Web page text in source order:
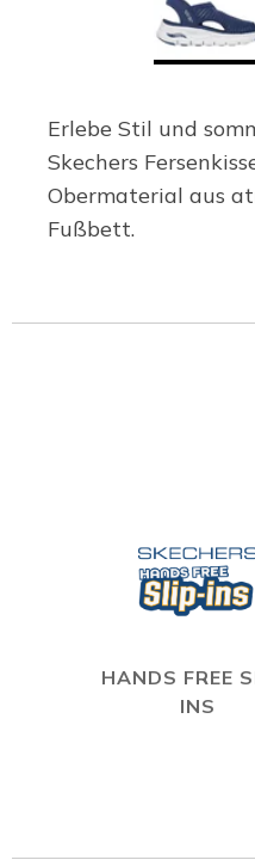
Erlebe Stil und
Skechers
Obermaterial aus
Fußbett.
HANDS FREE
INS